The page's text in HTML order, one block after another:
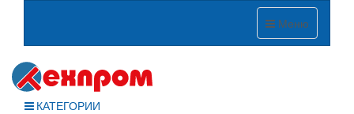
Меню
КАТЕГОРИИ